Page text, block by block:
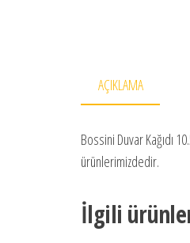
AÇIKLAMA
Bossini Duvar Kağıdı
ürünlerimizdedir.
İlgili